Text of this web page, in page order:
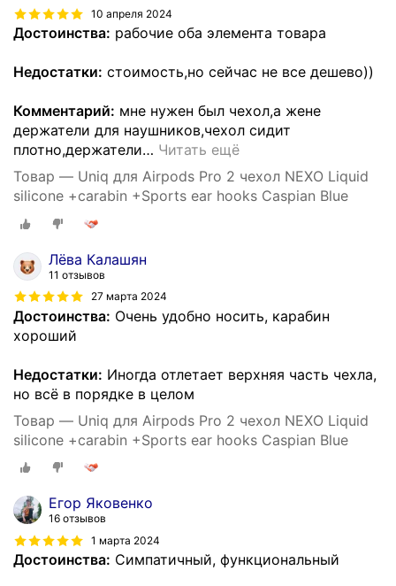
10 апреля 2024
Достоинства: рабочие оба элемента товара
Недостатки: стоимость,но сейчас не все дешево))
Комментарий: мне нужен был чехол,а жене
держатели для наушников,чехол сидит
плотно,держатели… Читать ещё
Товар — Uniq для Airpods Pro 2 чехол NEXO Liquid
silicone +carabin +Sports ear hooks Caspian Blue
Лёва Калашян
11 отзывов
27 марта 2024
Достоинства: Очень удобно носить, карабин
хороший
Недостатки: Иногда отлетает верхняя часть чехла,
но всё в порядке в целом
Товар — Uniq для Airpods Pro 2 чехол NEXO Liquid
silicone +carabin +Sports ear hooks Caspian Blue
Егор Яковенко
16 отзывов
1 марта 2024
Достоинства: Симпатичный, функциональный